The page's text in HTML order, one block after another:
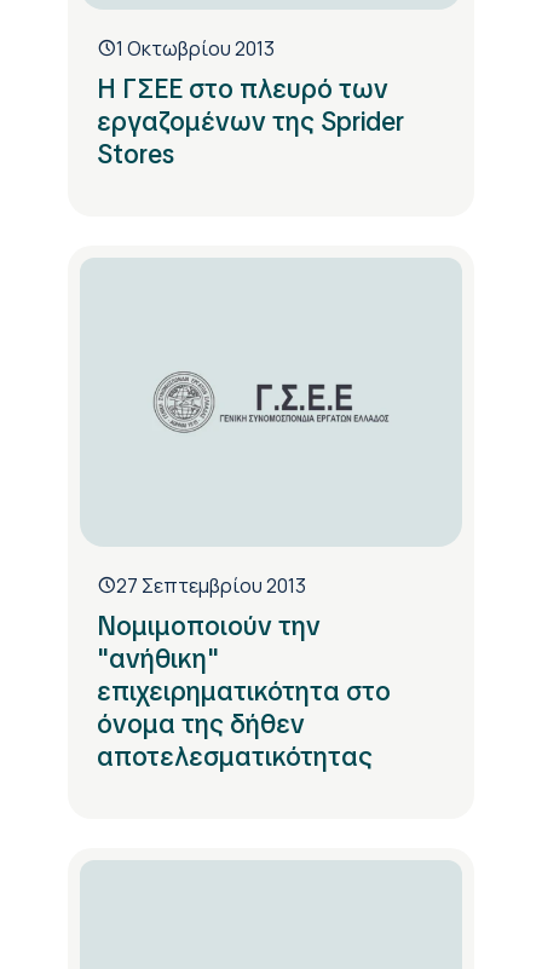
1 Οκτωβρίου 2013
Η ΓΣΕΕ στο πλευρό των
εργαζομένων της Sprider
Stores
27 Σεπτεμβρίου 2013
Νομιμοποιούν την
"ανήθικη"
επιχειρηματικότητα στο
όνομα της δήθεν
αποτελεσματικότητας